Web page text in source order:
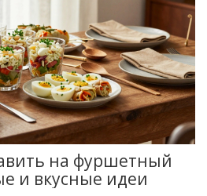
на фуршетный
и вкусные идеи